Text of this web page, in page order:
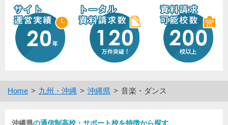
Home 九州・沖縄 沖縄県 音楽・ダンス
沖縄県の通信制高校・サポート校を特徴から探す